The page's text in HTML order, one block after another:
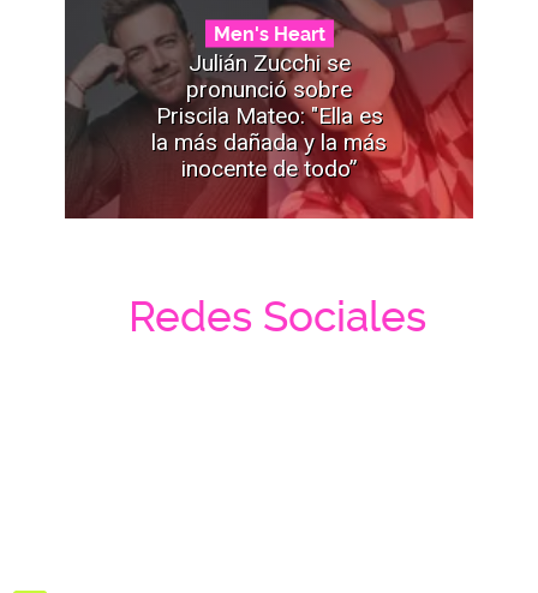
Men's Heart
Julián Zucchi se
pronunció sobre
Priscila Mateo: "Ella es
la más dañada y la más
inocente de todo”
Redes Sociales